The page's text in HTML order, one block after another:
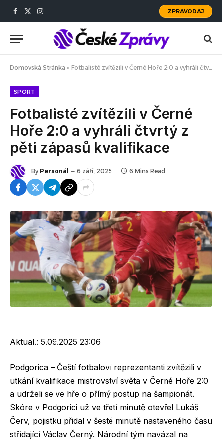
Facebook
X
Instagram
ZPRAVODAJ
Domovská Stránka » Fotbalisté zvítězili v Černé Hoře 2:0 a vyhráli čtvrtý z pěti zápasů kvalifikace
SPORT
Fotbalisté zvítězili v Černé
Hoře 2:0 a vyhráli čtvrtý z
pěti zápasů kvalifikace
By Personál 6 září, 2025 6 Mins Read
Aktual.: 5.09.2025 23:06
Podgorica – Čeští fotbaloví reprezentanti zvítězili v
utkání kvalifikace mistrovství světa v Černé Hoře 2:0
a udrželi se ve hře o přímý postup na šampionát.
Skóre v Podgorici už ve třetí minutě otevřel Lukáš
Červ, pojistku přidal v šesté minutě nastaveného času
střídající Václav Černý. Národní tým navázal na